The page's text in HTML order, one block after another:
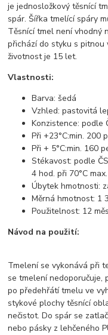
je jednosložkový těsnící
spár. Šířka tmelící spáry
Těsnící tmel není vhodný
přichází do styku s pitnou
životnost je 15 let.
Vlastnosti:
Barva: šedá
Vzhled: pastovitá
Konzistence: podle
Při +23°C:min. 200
Při + 5°C:min. 160
Stékavost: podle
4 hod. při 70°C
Úbytek hmotnosti:
Měrná hmotnost: 1
Použitelnost: 12
Návod na použití:
Tmelení se vykonává při
se tmelení nedoporučuje,
po předehřátí tmelu ve
stykové plochy těsnící
nečistot. Do spár se
nebo pásky z lehčeného